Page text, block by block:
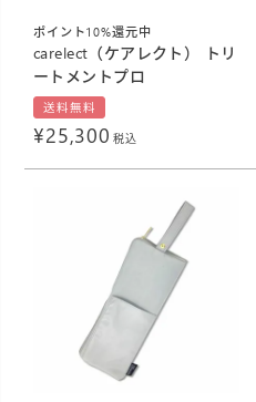
ポイント10%還元中
carelect（ケアレクト） トリ
ートメントプロ
送料無料
¥25,300 税込